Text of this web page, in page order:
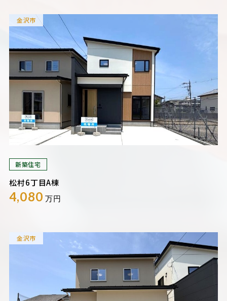
金沢市
新築住宅
松村6丁目A棟
4,080 万円
金沢市